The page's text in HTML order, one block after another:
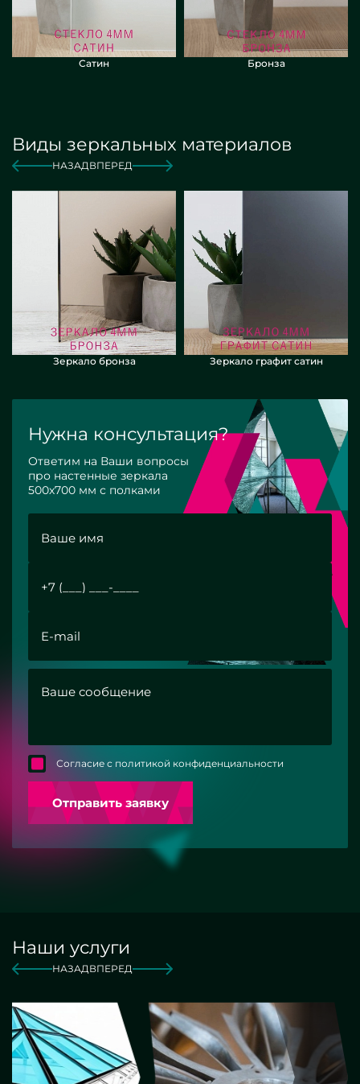
Сатин Бронза
Виды зеркальных материалов
НАЗАДВПЕРЕД
Зеркало бронза Зеркало графит сатин
Нужна консультация?
Ответим на Ваши вопросы
про настенные зеркала
500х700 мм с полками
Согласие с политикой конфиденциальности
Отправить заявку
Наши услуги
НАЗАДВПЕРЕД